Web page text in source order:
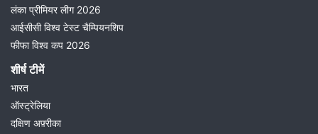
लंका प्रीमियर लीग 2026
आईसीसी विश्व टेस्ट चैम्पियनशिप
फीफा विश्व कप 2026
शीर्ष टीमें
भारत
ऑस्ट्रेलिया
दक्षिण अफ़्रीका